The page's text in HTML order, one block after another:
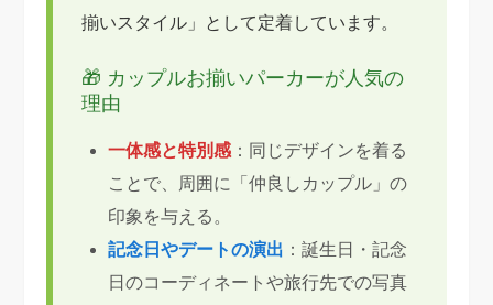
揃いスタイル」として定着しています。
🎁 カップルお揃いパーカーが人気の
理由
一体感と特別感 ：同じデザインを着る
ことで、周囲に「仲良しカップル」の
印象を与える。
記念日やデートの演出 ：誕生日・記念
日のコーディネートや旅行先での写真